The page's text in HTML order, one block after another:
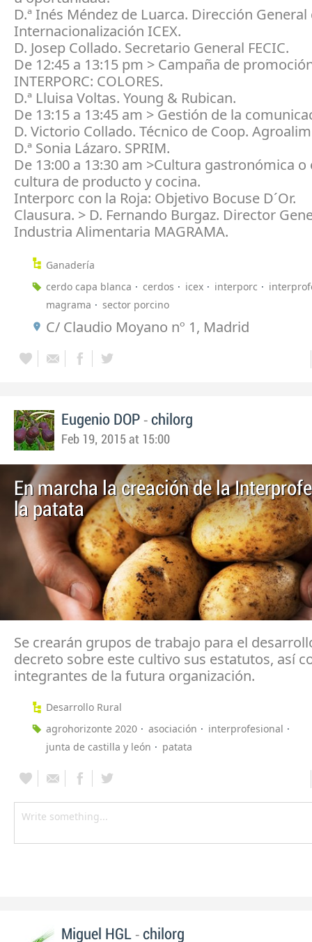
D.ª Inés Méndez de Luarca. Dirección General
Internacionalización ICEX.
D. Josep Collado. Secretario General FECIC.
De 12:45 a 13:15 pm > Campaña de
INTERPORC: COLORES.
D.ª Lluisa Voltas. Young & Rubican.
De 13:15 a 13:45 am > Gestión de la
D. Victorio Collado. Técnico de Coop.
D.ª Sonia Lázaro. SPRIM.
De 13:00 a 13:30 am >Cultura gastronómica
cultura de producto y cocina.
Interporc con la Roja: Objetivo Bocuse D´Or.
Clausura. > D. Fernando Burgaz. Director
Industria Alimentaria MAGRAMA.
Ganadería
cerdo capa blanca
cerdos icex interporc
magrama
sector porcino
C/ Claudio Moyano nº 1, Madrid
Eugenio DOP - chilorg
Feb 19, 2015 at 15:00
En marcha la creación de la
la patata
Se crearán grupos de trabajo para el
decreto sobre este cultivo sus estatutos, así
integrantes de la futura organización.
Desarrollo Rural
agrohorizonte 2020
asociación
interprofesional
junta de castilla y león
patata
Miguel HGL - chilorg